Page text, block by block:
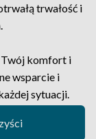
trwałość i
Twój komfort i
wsparcie i
sytuacji.